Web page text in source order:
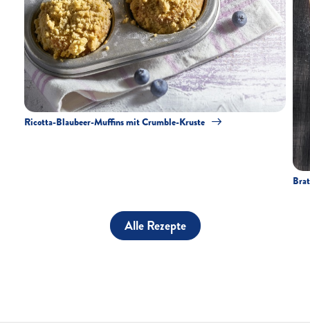
Ricotta-Blaubeer-Muffins mit Crumble-Kruste
Alle Rezepte